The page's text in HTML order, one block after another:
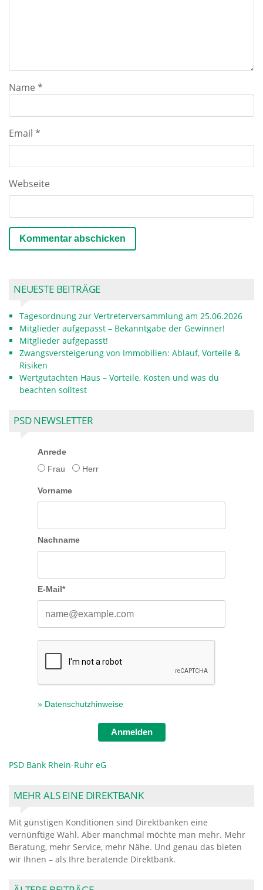
Name *
Email *
Webseite
NEUESTE BEITRÄGE
Tagesordnung zur Vertreterversammlung am 25.06.2026
Mitglieder aufgepasst – Bekanntgabe der Gewinner!
Mitglieder aufgepasst!
Zwangsversteigerung von Immobilien: Ablauf, Vorteile &
Risiken
Wertgutachten Haus – Vorteile, Kosten und was du
beachten solltest
PSD NEWSLETTER
Anrede
Frau
Herr
Vorname
Nachname
E-Mail*
» Datenschutzhinweise
Anmelden
PSD Bank Rhein-Ruhr eG
MEHR ALS EINE DIREKTBANK
Mit günstigen Konditionen sind Direktbanken eine
vernünftige Wahl. Aber manchmal möchte man mehr. Mehr
Beratung, mehr Service, mehr Nähe. Und genau das bieten
wir Ihnen – als Ihre beratende Direktbank.